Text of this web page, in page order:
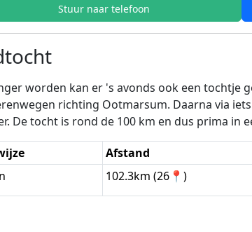
Stuur naar telefoon
worden kan er 's avonds ook een tochtje
richting Ootmarsum. Daarna via
De tocht is rond de 100 km en dus prima in
Afstand
102.3km (26📍)